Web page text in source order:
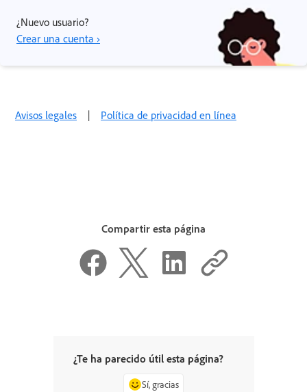
¿Nuevo usuario?
Crear una cuenta ›
Avisos legales | Política de privacidad en línea
Compartir esta página
¿Te ha parecido útil esta página?
Sí, gracias